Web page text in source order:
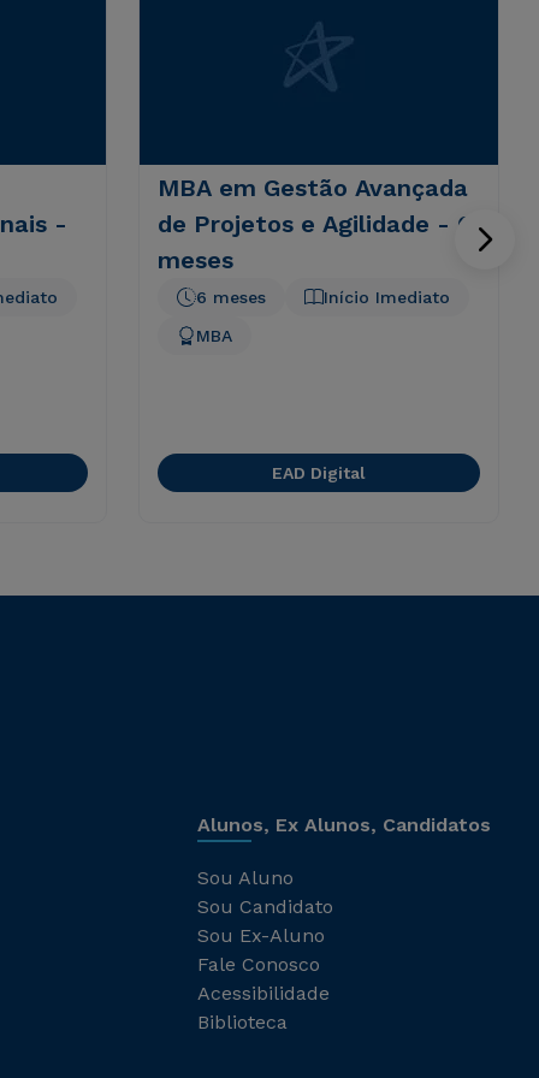
-
MBA em Gestão Avançada
de Projetos e Agilidade - 6
meses
Início Imediato
6 meses
MBA
EAD Digital
Alunos, Ex Alunos, Candidatos
Sou Aluno
Sou Candidato
Sou Ex-Aluno
Fale Conosco
Acessibilidade
Biblioteca